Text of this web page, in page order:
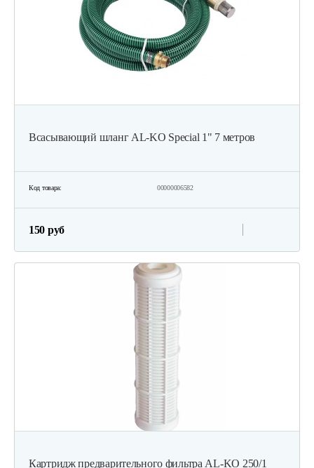
Всасывающий шланг AL-KO Special 1" 7 метров
Код товара: 00000006582
150 руб
Картридж предварительного фильтра AL-KO 250/1